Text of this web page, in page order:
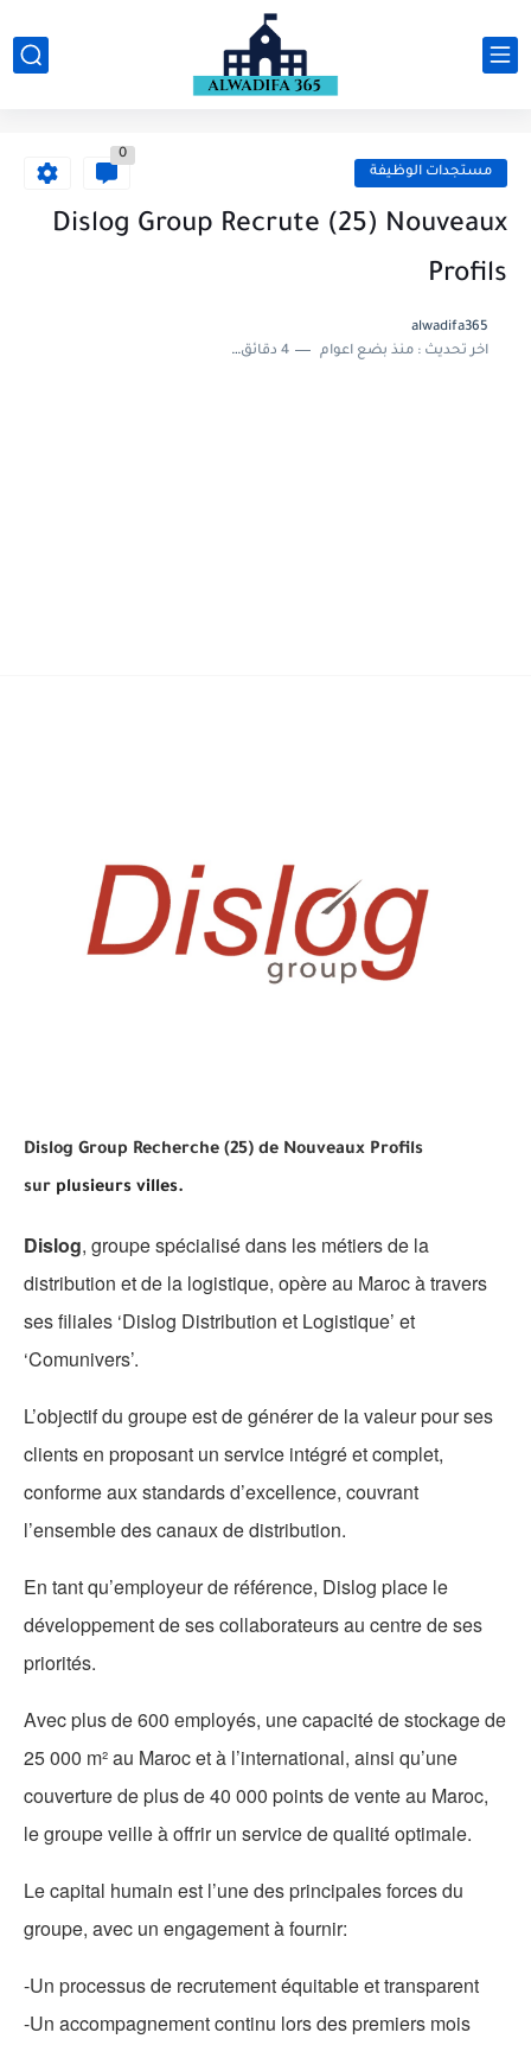
مستجدات الوظيفة
0
Dislog Group Recrute (25) Nouveaux
Profils
alwadifa365
اخر تحديث :منذ بضع اعوام 4 دقائق للقراءة
Dislog Group Recherche (25) de Nouveaux Profils
sur plusieurs villes.
Dislog, groupe spécialisé dans les métiers de la
distribution et de la logistique, opère au Maroc à travers
ses filiales ‘Dislog Distribution et Logistique’ et
‘Comunivers’.
L’objectif du groupe est de générer de la valeur pour ses
clients en proposant un service intégré et complet,
conforme aux standards d’excellence, couvrant
l’ensemble des canaux de distribution.
En tant qu’employeur de référence, Dislog place le
développement de ses collaborateurs au centre de ses
priorités.
Avec plus de 600 employés, une capacité de stockage de
25 000 m² au Maroc et à l’international, ainsi qu’une
couverture de plus de 40 000 points de vente au Maroc,
le groupe veille à offrir un service de qualité optimale.
Le capital humain est l’une des principales forces du
groupe, avec un engagement à fournir:
-Un processus de recrutement équitable et transparent
-Un accompagnement continu lors des premiers mois